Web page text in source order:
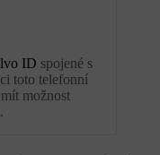
ID spojené s
toto telefonní
možnost